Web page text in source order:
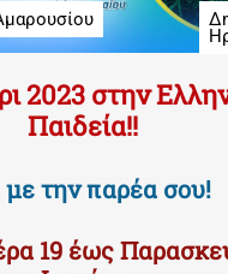
2023 στην
Παιδεία!!
την παρέα σου!
19 έως